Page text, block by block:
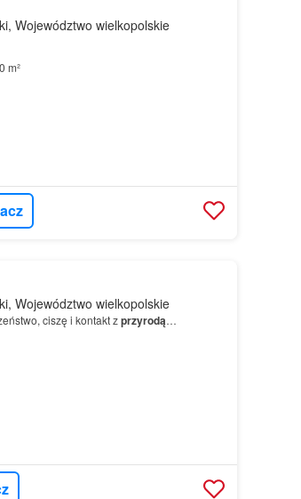
Województwo wielkopolskie
m²
Województwo wielkopolskie
ciszę i kontakt zprzyrodą…